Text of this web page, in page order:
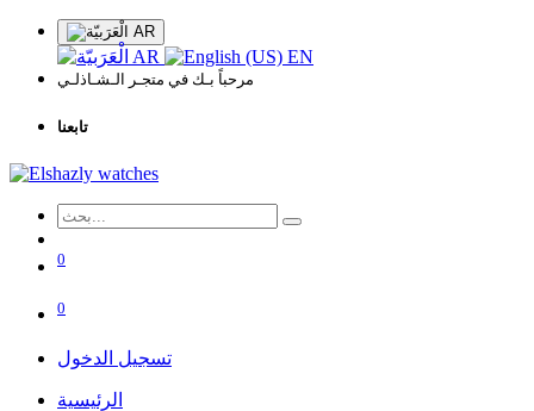
AR
AR EN
مرحباً بـك في متجـر الـشـاذلـي
تابعنا
0
0
تسجيل الدخول
الرئيسية